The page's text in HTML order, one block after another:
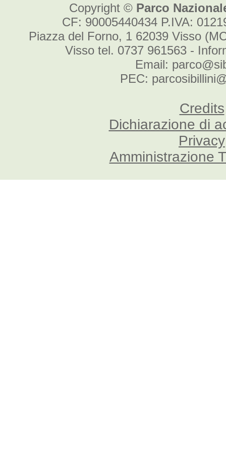
Copyright © Parco
CF: 90005440434 P.IVA:
Piazza del Forno, 1 62039 Visso
Visso tel. 0737 961563 -
Email:
PEC:
Credits
Dichiarazione di
Privacy
Amministrazione